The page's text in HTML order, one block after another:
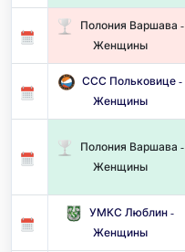
Полония Варшава -
Женщины
ССС Польковице -
Женщины
Полония Варшава -
Женщины
УМКС Люблин -
Женщины